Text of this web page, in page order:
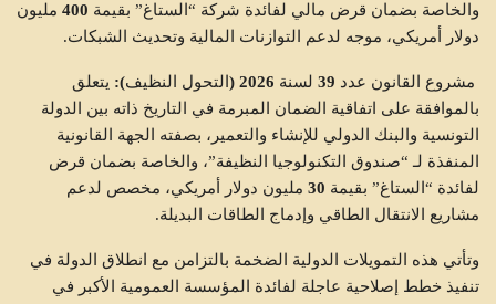
والخاصة بضمان قرض مالي لفائدة شركة “الستاغ” بقيمة 400 مليون
دولار
أمريكي، موجه لدعم التوازنات المالية وتحديث الشبكات.
مشروع القانون عدد لسنة التحول النظيف): يتعلق
بالموافقة على اتفاقية الضمان المبرمة في التاريخ ذاته بين الدولة
التونسية والبنك الدولي للإنشاء والتعمير، بصفته الجهة القانونية
المنفذة لـ “صندوق التكنولوجيا النظيفة”، والخاصة بضمان قرض
لفائدة “الستاغ” بقيمة 30 مليون دولار
أمريكي، مخصص لدعم
مشاريع الانتقال الطاقي وإدماج الطاقات البديلة.
وتأتي هذه التمويلات الدولية الضخمة بالتزامن مع انطلاق الدولة في
تنفيذ خطط إصلاحية عاجلة لفائدة المؤسسة العمومية الأكبر في